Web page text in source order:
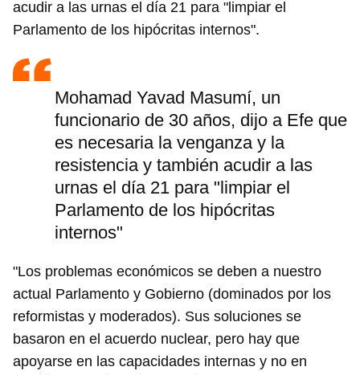
acudir a las urnas el día 21 para "limpiar el
Parlamento de los hipócritas internos".
Mohamad Yavad Masumí, un
funcionario de 30 años, dijo a Efe que
es necesaria la venganza y la
resistencia y también acudir a las
urnas el día 21 para "limpiar el
Parlamento de los hipócritas
internos"
"Los problemas económicos se deben a nuestro
actual Parlamento y Gobierno (dominados por los
reformistas y moderados). Sus soluciones se
basaron en el acuerdo nuclear, pero hay que
apoyarse en las capacidades internas y no en